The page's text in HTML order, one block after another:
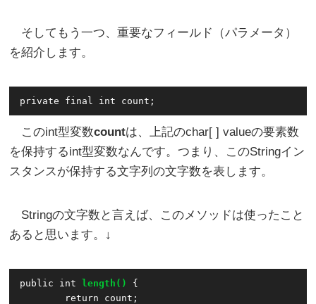
そしてもう一つ、重要なフィールド（パラメータ）
を紹介します。
このint型変数countは、上記のchar[ ] valueの要素数
を保持するint型変数なんです。つまり、このStringイン
スタンスが保持する文字列の文字数を表します。
Stringの文字数と言えば、このメソッドは使ったこと
あると思います。↓
public int length()
{
        return count;